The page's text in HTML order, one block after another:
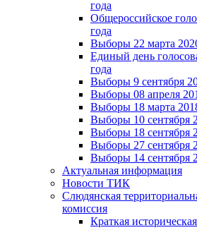
года
Общероссийское
года
Выборы 22 марта
Единый день
года
Выборы 9 сентября
Выборы 08 апреля
Выборы 18 марта
Выборы 10 сентября
Выборы 18 сентября
Выборы 27 сентября
Выборы 14 сентября
Актуальная информация
Новости ТИК
Слюдянская
комиссия
Краткая